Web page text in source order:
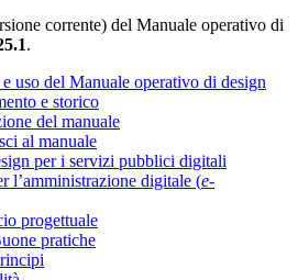
corrente) del Manuale operativo di
.
uso del Manuale operativo di design
e storico
del manuale
al manuale
per i servizi pubblici digitali
l’amministrazione digitale (e-
progettuale
pratiche